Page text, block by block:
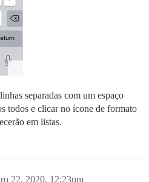
separadas com um espaço
todos e clicar no ícone de formato
em listas.
22, 2020, 12:23pm